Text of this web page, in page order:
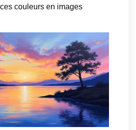
couleurs en images